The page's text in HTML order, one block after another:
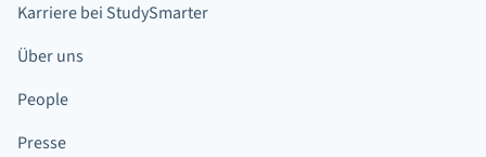
Karriere bei StudySmarter
Über uns
People
Presse